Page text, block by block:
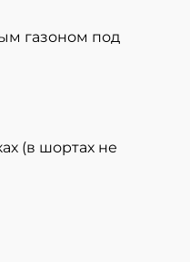
газоном под
(в шортах не